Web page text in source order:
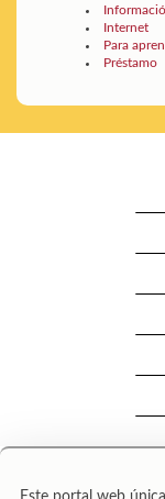
Internet
Para
Préstamo